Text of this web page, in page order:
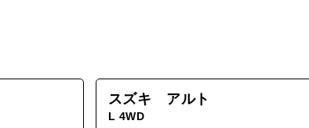
スズキ アルト
L 4WD